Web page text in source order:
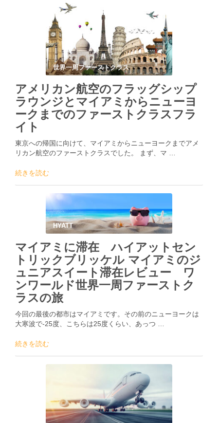
世界一周ファーストクラス
アメリカン航空のフラッグシップ
ラウンジとマイアミからニューヨ
ークまでのファーストクラスフラ
イト
東京への帰国に向けて、マイアミからニューヨークまでアメ
リカン航空のファーストクラスでした。 まず、マ …
続きを読む
HYATT
マイアミに滞在 ハイアットセン
トリックブリッケル マイアミのジ
ュニアスイート滞在レビュー ワ
ンワールド世界一周ファーストク
ラスの旅
今回の最後の都市はマイアミです。その前のニューヨークは
大寒波で-25度、こちらは25度くらい、あっつ …
続きを読む